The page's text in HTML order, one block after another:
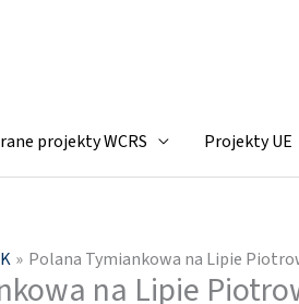
projekty WCRS Projekty UE
Polana Tymiankowa na Lipie
na Lipie